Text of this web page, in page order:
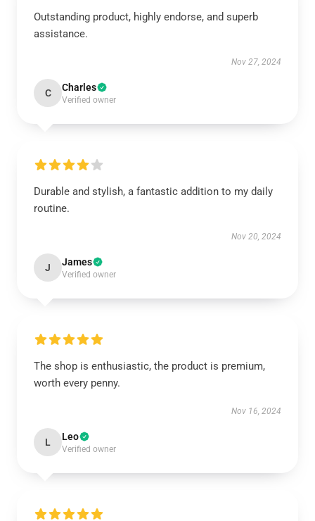
Outstanding product, highly endorse, and superb
assistance.
Nov 27, 2024
C Charles
Verified owner
Durable and stylish, a fantastic addition to my daily
routine.
Nov 20, 2024
J James
Verified owner
The shop is enthusiastic, the product is premium,
worth every penny.
Nov 16, 2024
L Leo
Verified owner